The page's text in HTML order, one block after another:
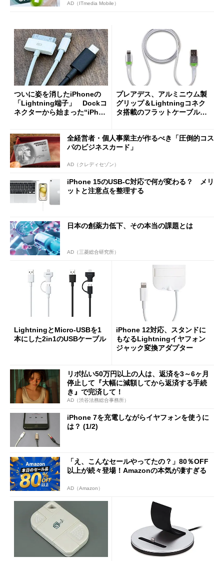
AD（ITmedia Mobile）
ついに姿を消したiPhoneの
「Lightning端子」 Dockコ
ネクターから始まった“iPhon
プレアデス、アルミニウム製
グリップ＆Lightningコネク
タ搭載のフラットケーブルを
全経営者・個人事業主が作るべき「圧倒的コス
パのビジネスカード」
AD（クレディセゾン）
iPhone 15のUSB-C対応で何が変わる？ メリ
ットと注意点を整理する
日本の創薬力低下、その本当の課題とは
AD（三菱総合研究所）
LightningとMicro-USBを1
本にした2in1のUSBケーブル
iPhone 12対応、スタンドに
もなるLightningイヤフォン
ジャック変換アダプター
リボ払い50万円以上の人は、返済を3～6ヶ月
停止して『大幅に減額してから返済する手続
き』で完済して！
AD（渋谷法務総合事務所）
iPhone 7を充電しながらイヤフォンを使うに
は？ (1/2)
「え、こんなセールやってたの？」80％OFF
以上が続々登場！Amazonの本気が凄すぎる
AD（Amazon）